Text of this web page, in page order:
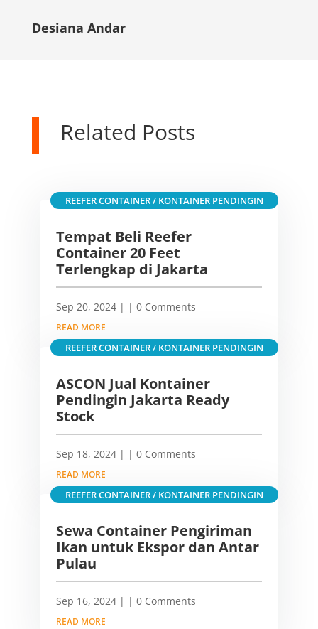
Desiana Andar
Related Posts
Tempat Beli Reefer
Container 20 Feet
Terlengkap di Jakarta
Sep 20, 2024|
REEFER CONTAINER / KONTAINER PENDINGIN
| 0 Comments
READ MORE
ASCON Jual Kontainer
Pendingin Jakarta Ready
Stock
Sep 18, 2024|
REEFER CONTAINER / KONTAINER PENDINGIN
| 0 Comments
READ MORE
Sewa Container Pengiriman
Ikan untuk Ekspor dan Antar
Pulau
Sep 16, 2024|
REEFER CONTAINER / KONTAINER PENDINGIN
| 0 Comments
READ MORE